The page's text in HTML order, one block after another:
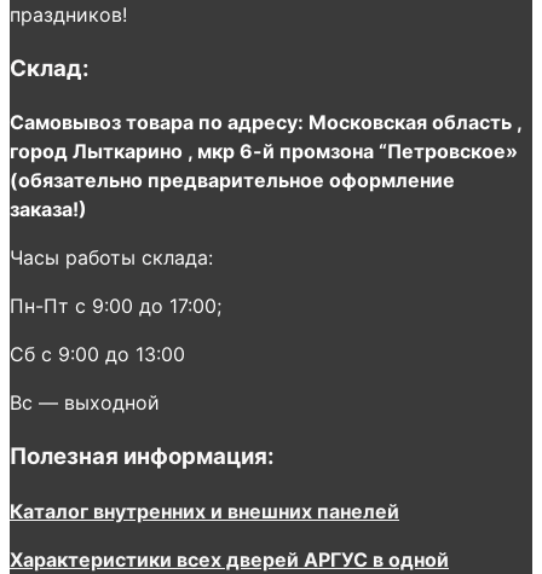
праздников!
Склад:
Самовывоз товара по адресу: Московская область ,
город Лыткарино , мкр 6-й промзона “Петровское»
(обязательно предварительное оформление
заказа!)
Часы работы склада:
Пн-Пт с 9:00 до 17:00;
Сб с 9:00 до 13:00
Вс — выходной
Полезная информация:
Каталог внутренних и внешних панелей
Характеристики всех дверей АРГУС в одной